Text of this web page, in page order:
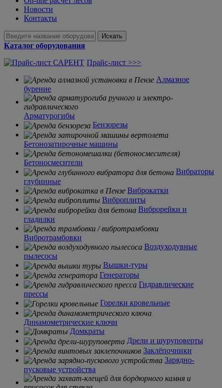
Новости
Контакты
Искать
Каталог оборудования
Прайс-лист >>>
Алмазное
бурение
Арматурогибы
Бензорезы
Бетонозатирочные машины
Бетоносмесители
Вибраторы
глубинные
Виброкатки
Виброплиты
Виброрейки и
гладилки
Вибротрамбовки
Воздуходувные
пылесосы
Вышки-туры
Генераторы
Гидравлические
прессы
Горелки кровельные
Динамометрические ключи
Домкраты
Дрели и шуруповерты
Заклёпочники
Зарядно-
пусковые устройства